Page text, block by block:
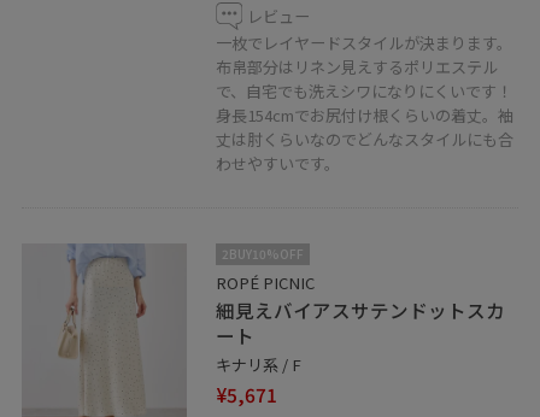
くと、 気になるコーデや商品がチェックしやすくなりま
是非、スタッフのフォローもよろしくお願いします♡
レビュー
一枚でレイヤードスタイルが決まります。
布帛部分はリネン見えするポリエステル
で、自宅でも洗えシワになりにくいです！
身長154cmでお尻付け根くらいの着丈。袖
丈は肘くらいなのでどんなスタイルにも合
わせやすいです。
2BUY10%OFF
ROPÉ PICNIC
細見えバイアスサテンドットスカ
ート
キナリ系 / F
¥5,671